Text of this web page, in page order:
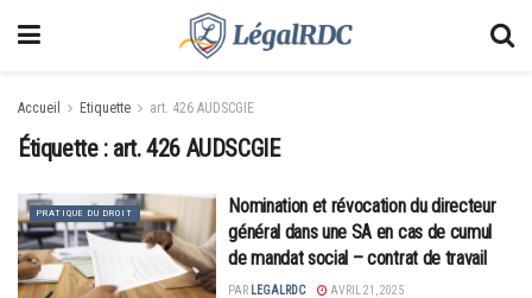
Accueil Etiquette art. 426 AUDSCGIE
Étiquette : art. 426 AUDSCGIE
PRATIQUE DU DROIT
Nomination et révocation du directeur
général dans une SA en cas de cumul
de mandat social – contrat de travail
PAR LEGALRDC AVRIL 21, 2025